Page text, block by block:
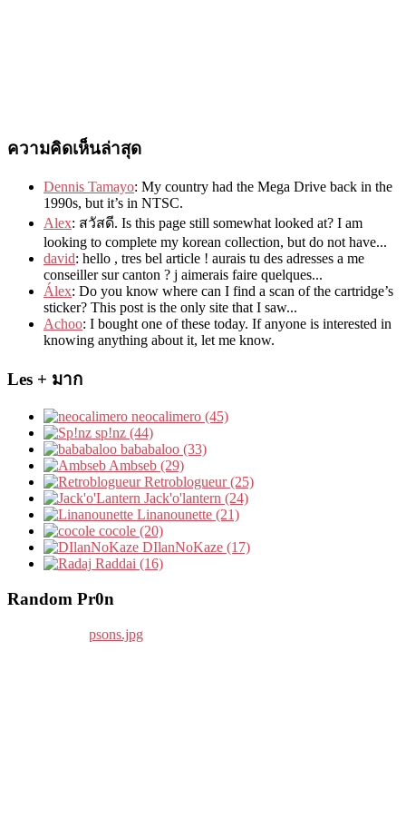
ความคิดเห็นล่าสุด
Dennis Tamayo: My country had the Mega Drive back in the
1990s, but it’s in NTSC.
Alex: สวัสดี. Is this page still somewhat looked at? I am
looking to complete my korean collection, but do not have...
david: hello , tres bel article ! aurais tu des adresses a me
conseiller sur canton ? j aimerais faire quelques...
Álex: Do you know where can I find a scan of the cartridge’s
sticker? This post is the only site that I saw...
Achoo: I bought one of these today. If anyone is interested in
knowing anything about it, let me know.
Les + มาก
neocalimero (45)
sp!nz (44)
bababaloo (33)
Ambseb (29)
Retroblogueur (25)
Jack'o'lantern (24)
Linanounette (21)
cocole (20)
DIlanNoKaze (17)
Raddai (16)
Random Pr0n